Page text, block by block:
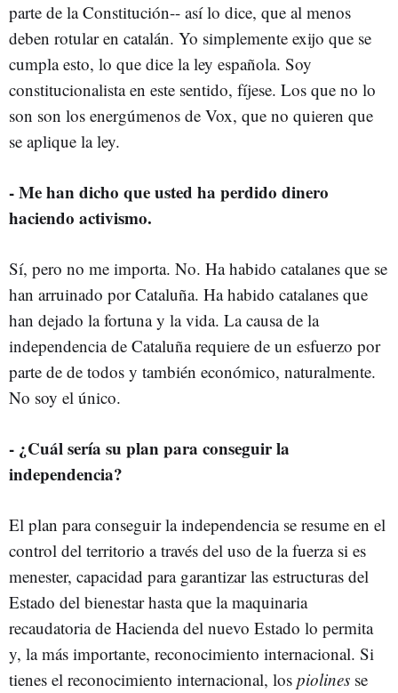
parte de la Constitución-- así lo dice, que al menos
deben rotular en catalán. Yo simplemente exijo que se
cumpla esto, lo que dice la ley española. Soy
constitucionalista en este sentido, fíjese. Los que no lo
son son los energúmenos de Vox, que no quieren que
se aplique la ley.
- Me han dicho que usted ha perdido dinero
haciendo activismo.
Sí, pero no me importa. No. Ha habido catalanes que se
han arruinado por Cataluña. Ha habido catalanes que
han dejado la fortuna y la vida. La causa de la
independencia de Cataluña requiere de un esfuerzo por
parte de de todos y también económico, naturalmente.
No soy el único.
- ¿Cuál sería su plan para conseguir la
independencia?
El plan para conseguir la independencia se resume en el
control del territorio a través del uso de la fuerza si es
menester, capacidad para garantizar las estructuras del
Estado del bienestar hasta que la maquinaria
recaudatoria de Hacienda del nuevo Estado lo permita
y, la más importante, reconocimiento internacional. Si
tienes el reconocimiento internacional, los piolines se